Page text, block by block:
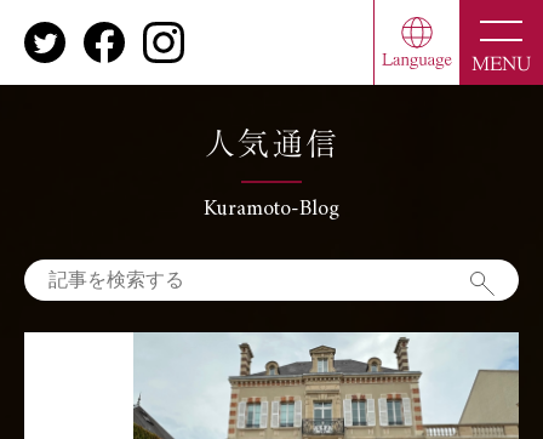
MENU
人気通信
Kuramoto-Blog